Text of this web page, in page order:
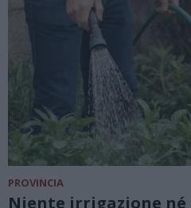
PROVINCIA
Niente irrigazione né